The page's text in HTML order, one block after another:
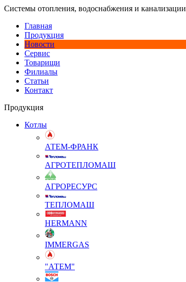
Системы отопления, водоснабжения и канализации
Главная
Продукция
Новости
Сервис
Товарищи
Филиалы
Статьи
Контакт
Продукция
Котлы
АТЕМ-ФРАНК
АГРОТЕПЛОМАШ
АГРОРЕСУРС
ТЕПЛОМАШ
HERMANN
IMMERGAS
"АТЕМ"